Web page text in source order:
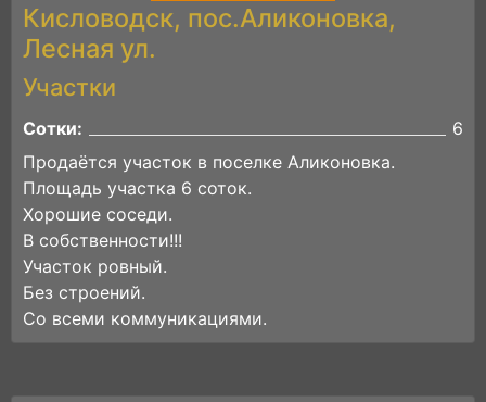
Кисловодск, пос.Аликоновка,
Лесная ул.
Участки
Сотки:
6
Продаётся участок в поселке Аликоновка.
Площадь участка 6 соток.
Хорошие соседи.
В собственности!!!
Участок ровный.
Без строений.
Со всеми коммуникациями.